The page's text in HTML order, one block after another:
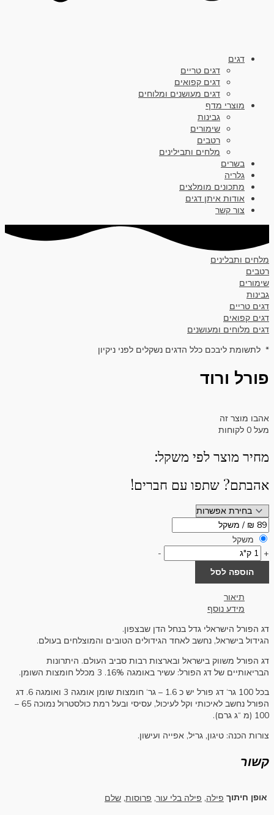
דגים
דגים טריים
דגים קפואים
דגים מעושנים ומלוחים
מוצרי מדף
גבינות
שימורים
רטבים
מלחים ותבילינים
בשרים
גלריה
מתכונים מומלצים
אודות איתן דגים
צור קשר
מלחים ותבלינים
רטבים
שימורים
גבינות
דגים טריים
דגים קפואים
דגים מלוחים ומעושנים
* לתשומת ליבכם כלל הדגים נשקלים לפני ניקיון
פורל ורוד
אהבו מוצר זה
מעל 0 לקוחות
מחיר מוצר לפי משקל:
אהבתם? שתפו עם חברים!
משקל
+
-
הוספה לסל
תיאור
מידע נוסף
דג הפורל הישראלי גדל בנחל הדן שבצפון.
הגידול בישראל, נחשב לאחד הגידולים הטובים והמוצלחים בעולם.
דג הפורל משווק בישראל ובארצות רבות סביב העולם. היתרונות
הבריאותיים של דג הפורל: עשיר באומגה 16%. 3 מכלל חומצות השומן.
בכל 100 גר‘ דג פורל יש כ 1.6 – גר‘ חומצות שומן אומגה 3 ואומגה 6. דג
הפורל נחשב לאיכותי וקל לעיכול, עסיסי ובעל רמת כולסטרול נמוכה 65 –
100 (מ “ג גרם).
צורות הכנה: טיגון, גריל, אפייה ועישון.
קשור
אופן חיתוך פילה, פילה בלי עור, פרוסות, שלם